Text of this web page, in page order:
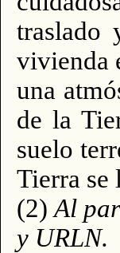
traslado
vivienda
una
de la
suelo
Tierra se
(2) Al
y URLN.